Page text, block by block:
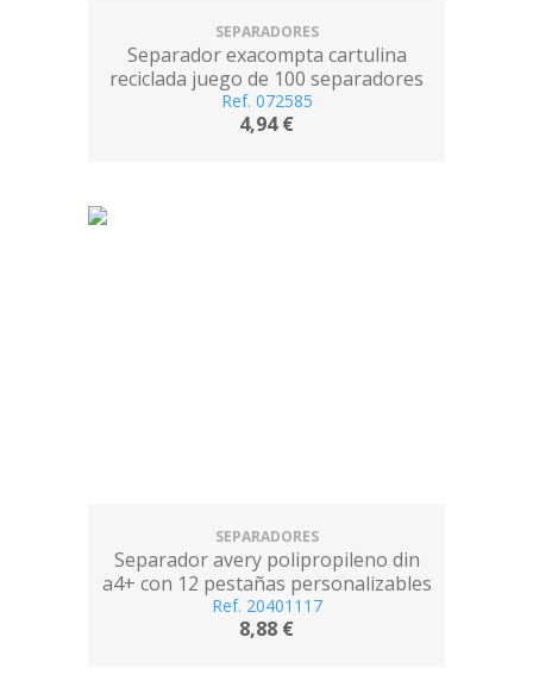
SEPARADORES
Separador exacompta cartulina
reciclada juego de 100 separadores
105x240 con taladros colores surtidos
Ref. 072585
4,94 €
SEPARADORES
Separador avery polipropileno din
a4+ con 12 pestañas personalizables
Ref. 20401117
8,88 €